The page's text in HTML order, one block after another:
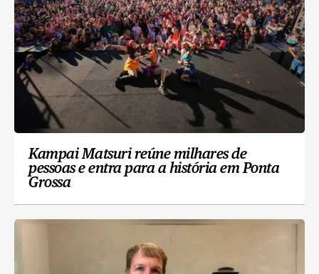
Kampai Matsuri reúne milhares de
pessoas e entra para a história em Ponta
Grossa